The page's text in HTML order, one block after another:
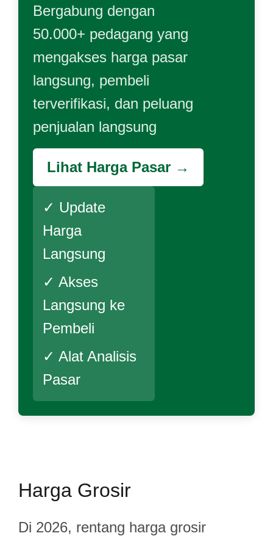
Bergabung dengan
50.000+ pedagang yang
mengakses harga pasar
langsung, pembeli
terverifikasi, dan peluang
penjualan langsung
Lihat Harga Pasar →
✓ Update
Harga
Langsung
✓ Akses
Langsung ke
Pembeli
✓ Alat Analisis
Pasar
Harga Grosir
Di 2026, rentang harga grosir